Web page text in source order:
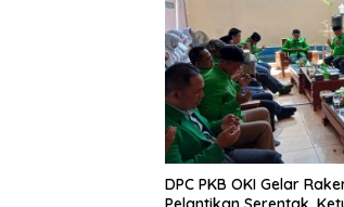
o
k
p
p
n
k
DPC PKB OKI Gelar